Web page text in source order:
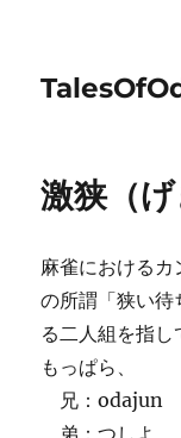
激狭（
麻雀における
の所謂「狭い待
る二人組を指し
もっぱら、
兄：odajun
弟：つしよ